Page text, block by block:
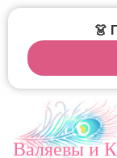
Валяевы и К
👗